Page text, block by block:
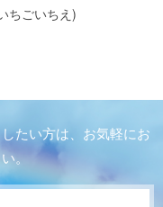
ごいちえ)
たい方は、お気軽にお
。